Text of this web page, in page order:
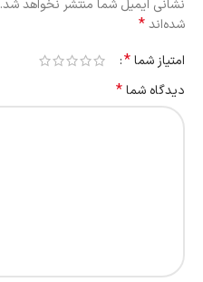
نشانی ایمیل شما منتشر نخواهد شد.
شده‌اند*
امتیاز شما*
دیدگاه شما*